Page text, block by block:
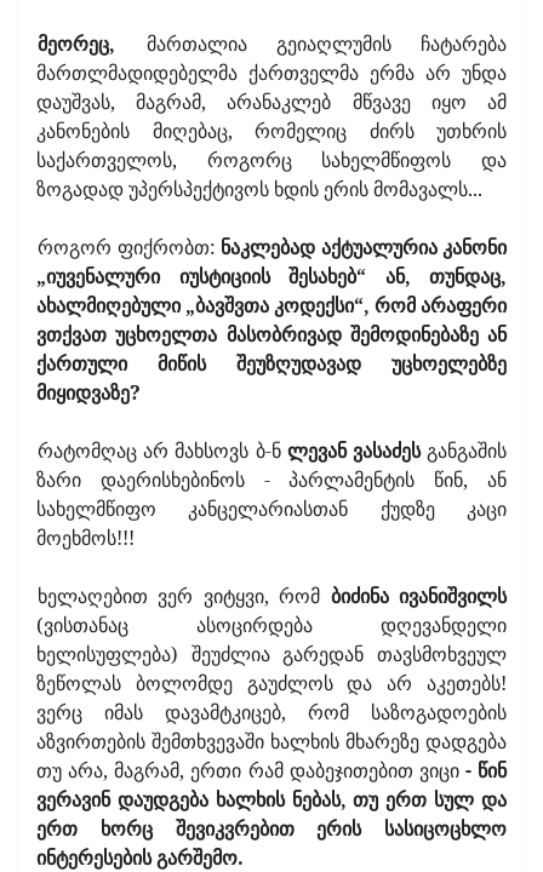
მეორეც,
მართალია გეიაღლუმის ჩატარება
მართლმადიდებელმა ქართველმა ერმა არ უნდა
დაუშვას, მაგრამ, არანაკლებ მწვავე იყო ამ
კანონების მიღებაც, რომელიც ძირს უთხრის
საქართველოს, როგორც სახელმწიფოს და
ზოგადად უპერსპექტივოს ხდის ერის მომავალს...
როგორ ფიქრობთ: ნაკლებად აქტუალურია კანონი
„იუვენალური იუსტიციის შესახებ“ ან, თუნდაც,
ახალმიღებული „ბავშვთა კოდექსი“, რომ არაფერი
ვთქვათ უცხოელთა მასობრივად შემოდინებაზე ან
ქართული მიწის შეუზღუდავად უცხოელებზე
მიყიდვაზე?
რატომღაც არ მახსოვს ბ-ნ ლევან ვასაძესგანგაშის
ზარი დაერისხებინოს - პარლამენტის წინ, ან
სახელმწიფო კანცელარიასთან ქუდზე კაცი
მოეხმოს!!!
ხელაღებით ვერ ვიტყვი, რომ ბიძინა ივანიშვილს
(ვისთანაც ასოცირდება დღევანდელი
ხელისუფლება) შეუძლია გარედან თავსმოხვეულ
ზეწოლას ბოლომდე გაუძლოს და არ აკეთებს!
ვერც იმას დავამტკიცებ, რომ საზოგადოების
აზვირთების შემთხვევაში ხალხის მხარეზე დადგება
თუ არა, მაგრამ, ერთი რამ დაბეჯითებით ვიცი - წინ
ვერავინ დაუდგება ხალხის ნებას, თუ ერთ სულ და
ერთ ხორც შევიკვრებით ერის სასიცოცხლო
ინტერესების გარშემო.